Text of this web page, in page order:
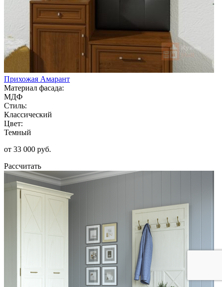
Прихожая Амарант
Материал фасада:
МДФ
Стиль:
Классический
Цвет:
Темный
от 33 000 руб.
Рассчитать